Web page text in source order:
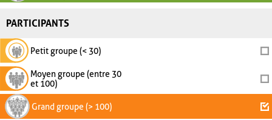
PARTICIPANTS
Petit groupe (< 30)
Moyen groupe (entre 30
et 100)
Grand groupe (> 100)